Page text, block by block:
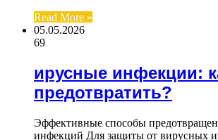
Read More »
05.05.2026
69
ирусные инфекции:
предотвратить?
Эффективные способы
инфекций Для защиты от вирусных